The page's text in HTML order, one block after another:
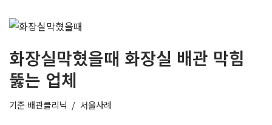
화장실막혔을때 화장실 배관 막힘
뚫는 업체
기준 배관클리닉 서울사례